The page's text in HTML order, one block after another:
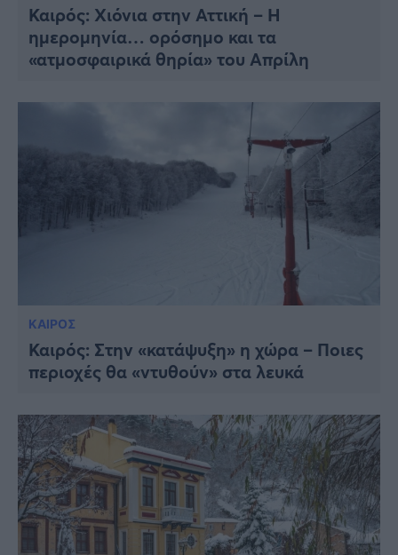
Καιρός: Χιόνια στην Αττική – Η
ημερομηνία… ορόσημο και τα
«ατμοσφαιρικά θηρία» του Απρίλη
ΚΑΙΡΟΣ
Καιρός: Στην «κατάψυξη» η χώρα – Ποιες
περιοχές θα «ντυθούν» στα λευκά